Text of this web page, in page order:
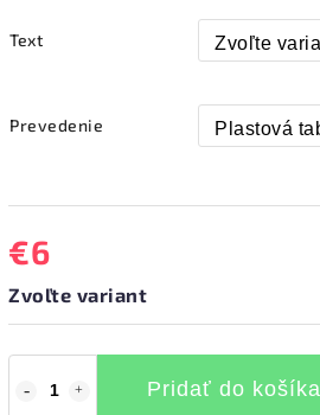
Text
Prevedenie
€6
Zvoľte variant
Pridať do košíka